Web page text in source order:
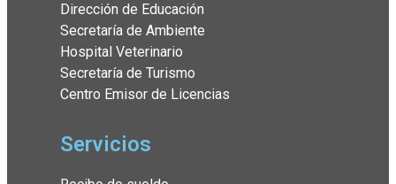
Dirección de Educación
Secretaría de Ambiente
Hospital Veterinario
Secretaría de Turismo
Centro Emisor de Licencias
Servicios